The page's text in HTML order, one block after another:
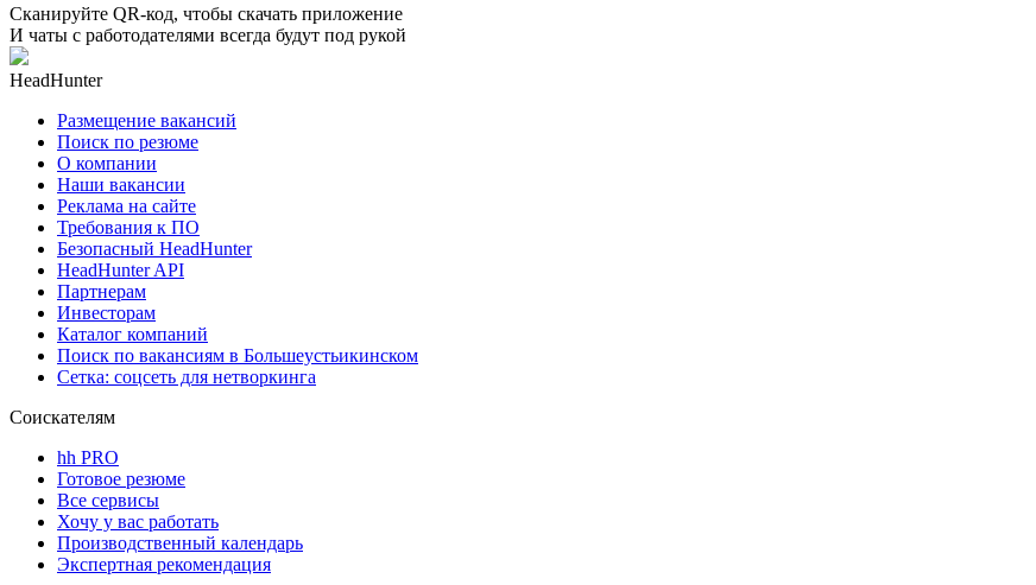
Сканируйте QR-код, чтобы скачать приложение
И чаты с работодателями всегда будут под рукой
HeadHunter
Размещение вакансий
Поиск по резюме
О компании
Наши вакансии
Реклама на сайте
Требования к ПО
Безопасный HeadHunter
HeadHunter API
Партнерам
Инвесторам
Каталог компаний
Поиск по вакансиям в Большеустьикинском
Сетка: соцсеть для нетворкинга
Соискателям
hh PRO
Готовое резюме
Все сервисы
Хочу у вас работать
Производственный календарь
Экспертная рекомендация